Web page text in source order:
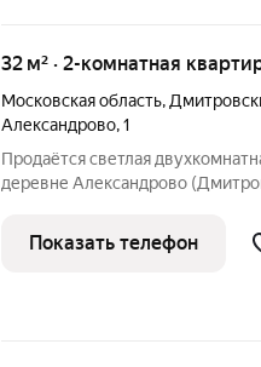
32 м² · 2-комнатная
Московская область,
Александрово,1
Продаётся светлая
деревне Александрово
лес или гостей. Кухня, санузел
Плюсы рядом:
Показать телефон